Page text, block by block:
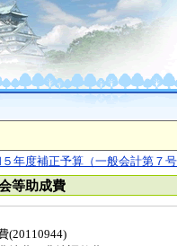
年度補正予算（一般会計第７
等助成費
(20110944)